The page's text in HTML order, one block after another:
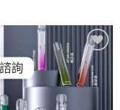
Add to
wishlist
詢